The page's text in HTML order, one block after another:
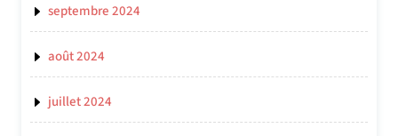
septembre 2024
août 2024
juillet 2024